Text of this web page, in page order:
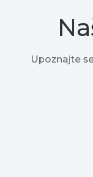
Upoznajte